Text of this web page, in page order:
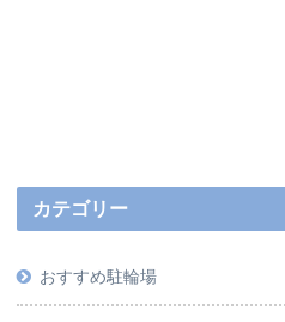
カテゴリー
おすすめ駐輪場